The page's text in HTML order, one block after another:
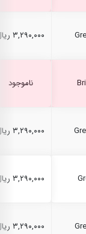
۳,۲۹۰,۰۰۰ ریال
ناموجود
۳,۲۹۰,۰۰۰ ریال
۳,۲۹۰,۰۰۰ ریال
۳,۲۹۰,۰۰۰ ریال